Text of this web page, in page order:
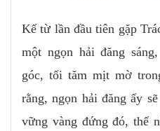
Kể từ lần đầu tiên gặp
một ngọn hải đăng
góc, tối tăm mịt mờ
rằng, ngọn hải đăng ấy
vững vàng đứng đó, thế